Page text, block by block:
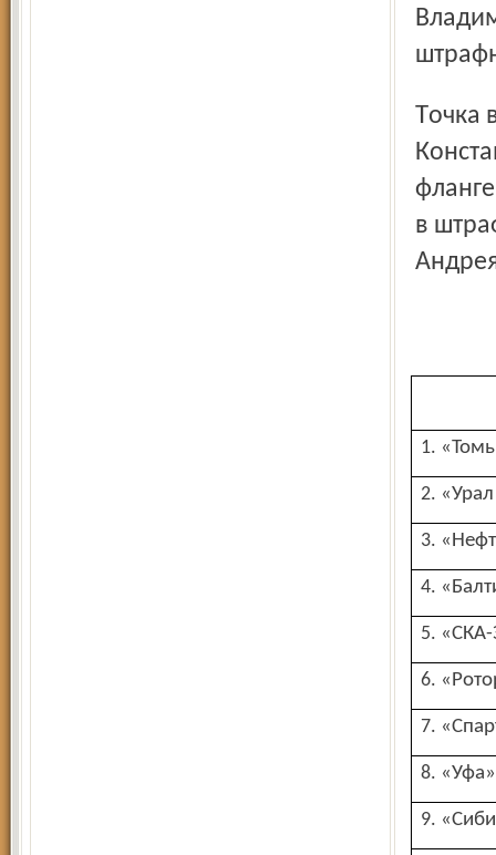
Точка в этом матче была поставлена на 90-й минуте.
в
1.
2.
3.
4.
5.
6.
7.
8. «Уфа»
9.